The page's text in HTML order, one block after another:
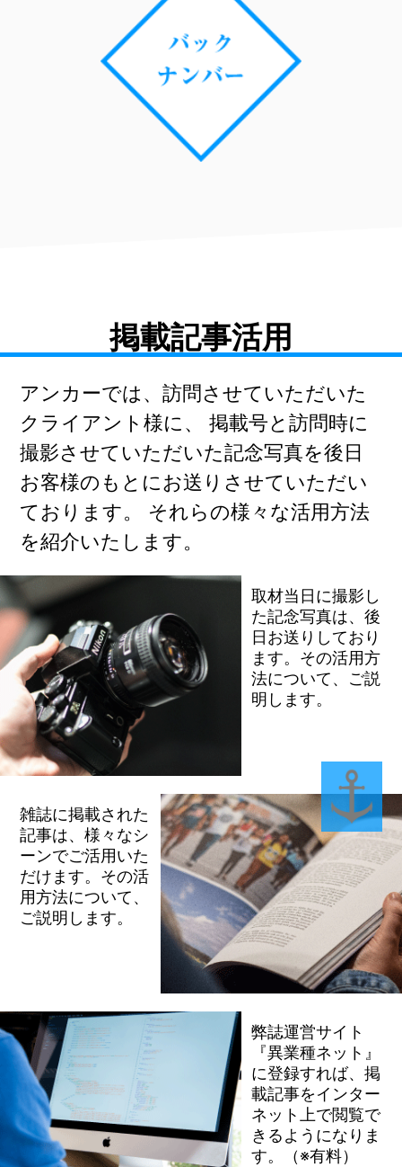
掲載記事活用
アンカーでは、訪問させていただいた
クライアント様に、
掲載号と訪問時に
撮影させていただいた記念写真を後日
お客様のもとにお送りさせていただい
ております。
それらの様々な活用方法
を紹介いたします。
取材当日に撮影し
た記念写真は、後
日お送りしており
ます。その活用方
法について、ご説
明します。
雑誌に掲載された
記事は、様々なシ
ーンでご活用いた
だけます。その活
用方法について、
ご説明します。
弊誌運営サイト
『異業種ネット』
に登録すれば、掲
載記事をインター
ネット上で閲覧で
きるようになりま
す。（※有料）